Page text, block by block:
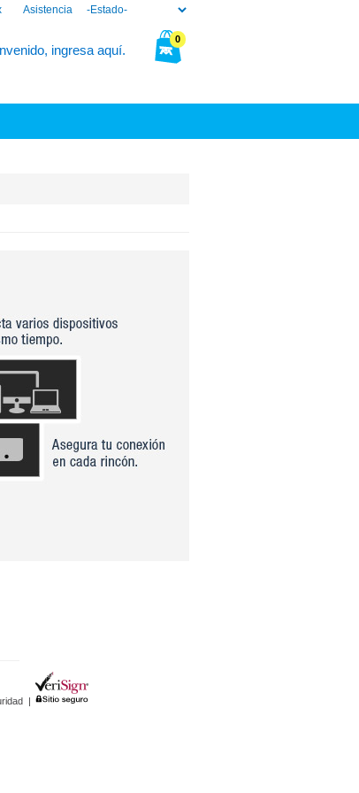
Asistencia
0
ingresa aquí.
|